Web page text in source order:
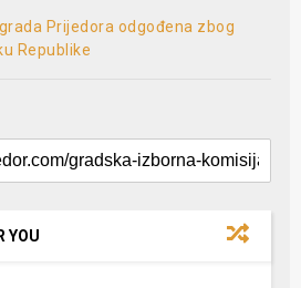
Prijedora odgođena zbog
Republike
YOU